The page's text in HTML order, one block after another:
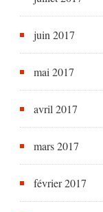
juin 2017
mai 2017
avril 2017
mars 2017
février 2017